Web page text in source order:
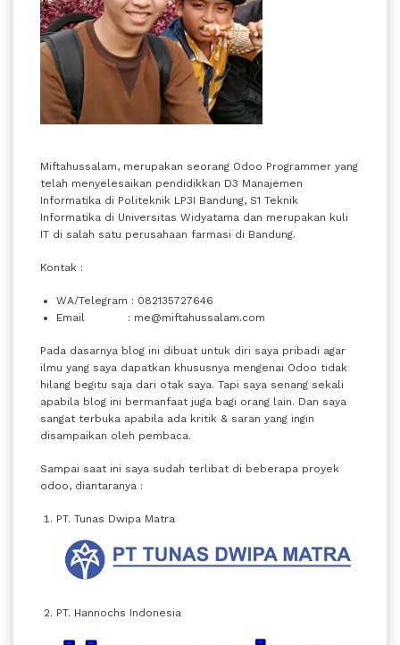
Miftahussalam, merupakan seorang Odoo Programmer yang
telah menyelesaikan pendidikkan D3 Manajemen
Informatika di Politeknik LP3I Bandung, S1 Teknik
Informatika di Universitas Widyatama dan merupakan kuli
IT di salah satu perusahaan farmasi di Bandung.
Kontak :
WA/Telegram : 082135727646
Email : me@miftahussalam.com
Pada dasarnya blog ini dibuat untuk diri saya pribadi agar
ilmu yang saya dapatkan khususnya mengenai Odoo tidak
hilang begitu saja dari otak saya. Tapi saya senang sekali
apabila blog ini bermanfaat juga bagi orang lain. Dan saya
sangat terbuka apabila ada kritik & saran yang ingin
disampaikan oleh pembaca.
Sampai saat ini saya sudah terlibat di beberapa proyek
odoo, diantaranya :
PT. Tunas Dwipa Matra
PT. Hannochs Indonesia